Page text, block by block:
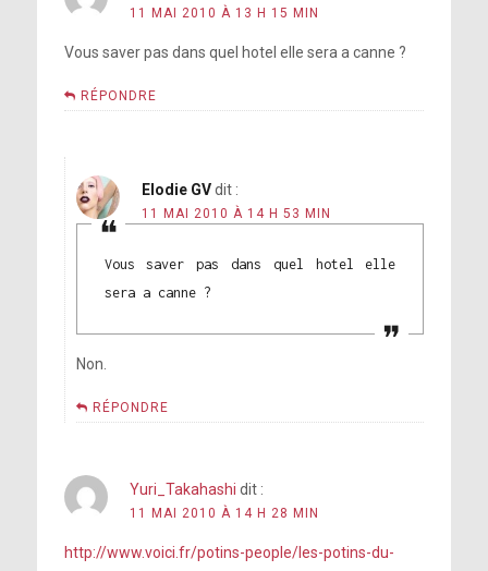
11 MAI 2010 À 13 H 15 MIN
Vous saver pas dans quel hotel elle sera a canne ?
RÉPONDRE
Elodie GV dit :
11 MAI 2010 À 14 H 53 MIN
Vous saver pas dans quel hotel elle
sera a canne ?
Non.
RÉPONDRE
Yuri_Takahashi dit :
11 MAI 2010 À 14 H 28 MIN
http://www.voici.fr/potins-people/les-potins-du-